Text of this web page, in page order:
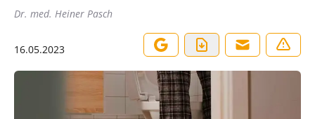
Dr. med. Heiner Pasch
16.05.2023